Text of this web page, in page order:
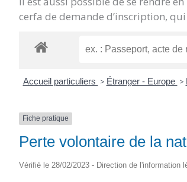
cerfa de demande d’inscription,
Accueil particuliers > Étranger - Europe >
Fiche pratique
Perte volontaire de la
Vérifié le 28/02/2023 - Direction de l'information